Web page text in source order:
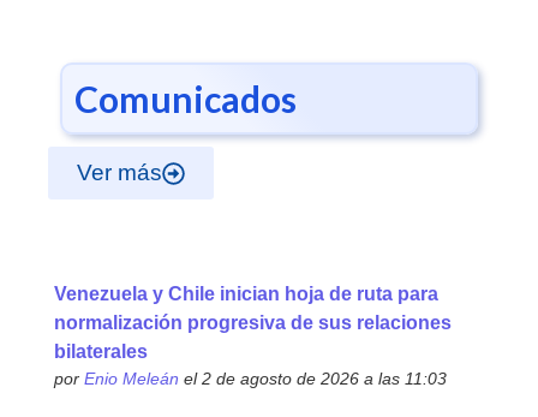
Comunicados
Ver más
Venezuela y Chile inician hoja de ruta para
normalización progresiva de sus relaciones
bilaterales
por Enio Meleán el 2 de agosto de 2026 a las 11:03